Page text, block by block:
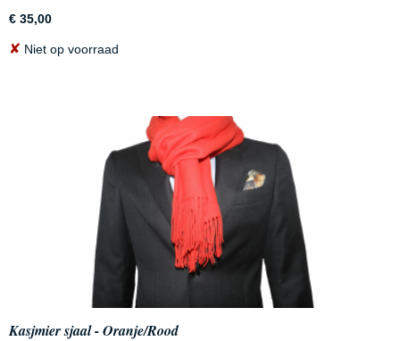
€ 35,00
✘ Niet op voorraad
Kasjmier sjaal - Oranje/Rood